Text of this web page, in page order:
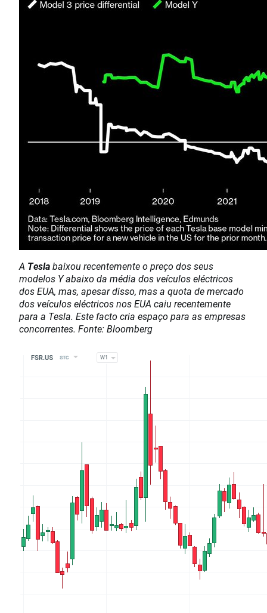
A Teslabaixou recentemente o preço dos seus
modelos Y abaixo da média dos veículos eléctricos
dos EUA, mas, apesar disso, mas a quota de mercado
dos veículos eléctricos nos EUA caiu recentemente
para a Tesla. Este facto cria espaço para as empresas
concorrentes. Fonte: Bloomberg